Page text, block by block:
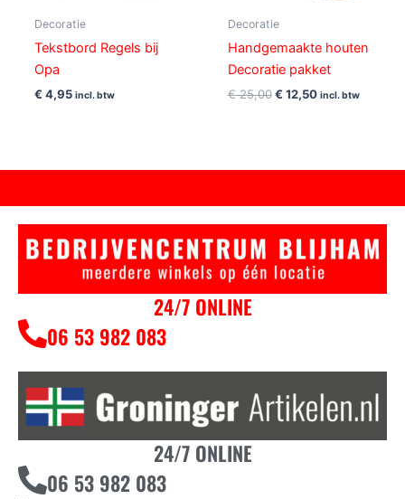
Decoratie
Tekstbord Regels bij
Opa
€ 4,95 incl. btw
Decoratie
Handgemaakte houten
Decoratie pakket
€25,00 € 12,50 incl. btw
24/7 ONLINE
06 53 982 083
24/7 ONLINE
06 53 982 083